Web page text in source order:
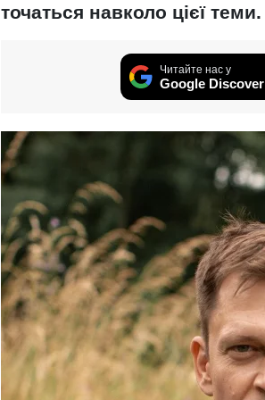
точаться навколо цієї теми.
Читайте нас у
Google Discover